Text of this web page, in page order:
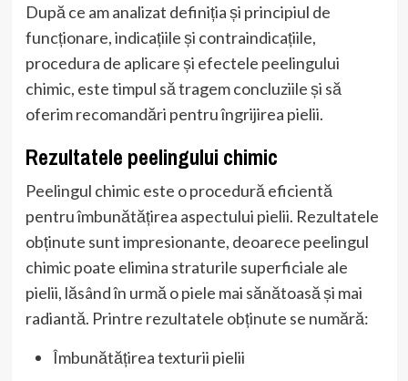
După ce am analizat definiția și principiul de
funcționare, indicațiile și contraindicațiile,
procedura de aplicare și efectele peelingului
chimic, este timpul să tragem concluziile și să
oferim recomandări pentru îngrijirea pielii.
Rezultatele peelingului chimic
Peelingul chimic este o procedură eficientă
pentru îmbunătățirea aspectului pielii. Rezultatele
obținute sunt impresionante, deoarece peelingul
chimic poate elimina straturile superficiale ale
pielii, lăsând în urmă o piele mai sănătoasă și mai
radiantă. Printre rezultatele obținute se numără:
Îmbunătățirea texturii pielii